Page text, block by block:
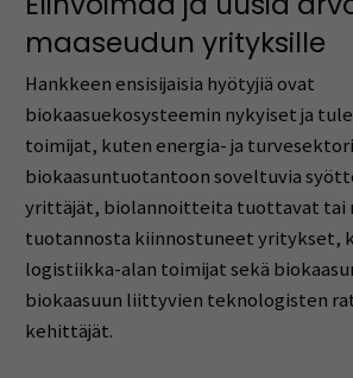
maaseudun yrityksille
Hankkeen ensisijaisia hyötyjiä ovat
biokaasuekosysteemin nykyiset ja
toimijat, kuten energia- ja
biokaasuntuotantoon soveltuvia
yrittäjät, biolannoitteita tuottavat tai
tuotannosta kiinnostuneet yritykset,
logistiikka-alan toimijat sekä
biokaasuun liittyvien teknologisten
kehittäjät.